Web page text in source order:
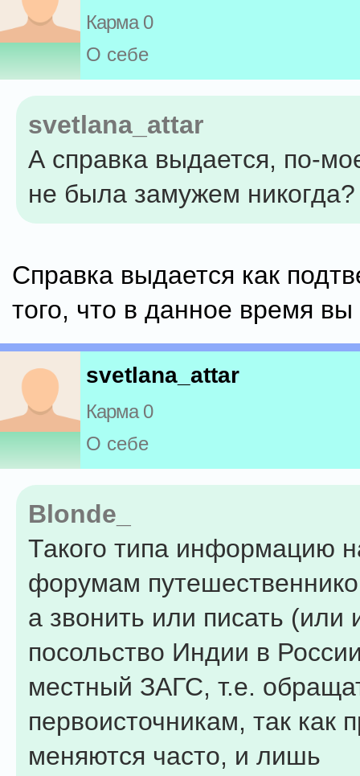
Карма 0
О себе
svetlana_attar
А справка выдается, по-
не была замужем никогда?
Справка выдается как
того, что в данное время
svetlana_attar
Карма 0
О себе
Blonde_
Такого типа информацию
форумам
а звонить или писать (или
посольство Индии в
местный ЗАГС, т.е.
первоисточникам, так как
меняются часто, и лишь